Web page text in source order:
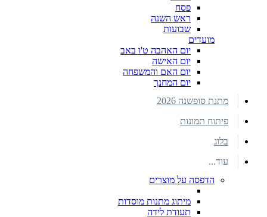
פסח
ראש השנה
שבועות
מועדים
יום האהבה ט'ו באב
יום האישה
יום האם והמשפחה
יום המחנך
מתנת סופשנה 2026
פיתוח תמונות
בלוג
עוד...
הדפסה על מוצרים
מיתוג מתנות מוסדות
תעודת לידה